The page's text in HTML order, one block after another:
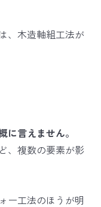
、木造軸組工法が
に言えません。
、複数の要素が影
ー工法のほうが明